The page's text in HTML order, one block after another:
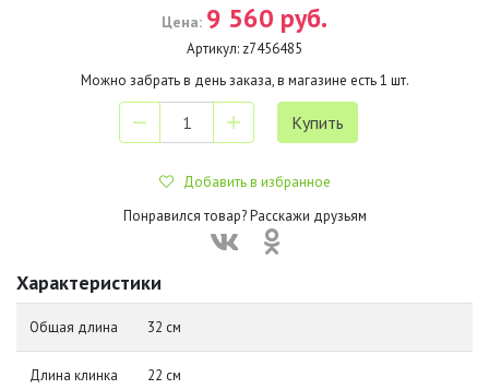
Цена: 9 560 руб.
Артикул: z7456485
Можно забрать в день заказа, в магазине есть1 шт.
Добавить в избранное
Понравился товар? Расскажи друзьям
Характеристики
Общая длина 32 см
Длина клинка 22 см